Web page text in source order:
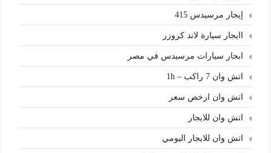
إيجار مرسيدس 415
اايجار سيارة لاند كروزر
ابجار سيارات مرسيدس في مصر
اتش وان 7 راكب – 1h
اتش وان ارخص سعر
اتش وان للايجار
اتش وان للايجار اليومي